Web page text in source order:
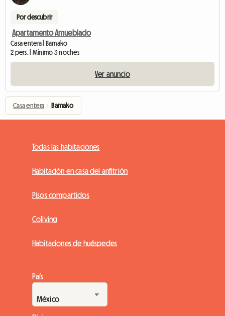
Por descubrir
Apartamento Amueblado
Casa entera | Bamako
2 pers. | Mínimo 3 noches
Ver anuncio
Casa entera › Bamako
Todas las habitaciones
Habitación en casa del anfitrión
Pisos compartidos
Coliving
Habitaciones de huéspedes
País